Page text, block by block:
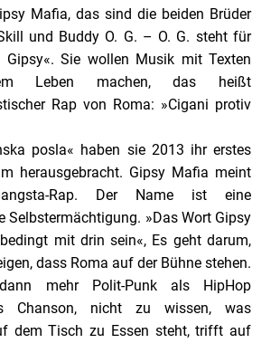
Mafia, das sind die beiden Brüder
und Buddy O. G. – O. G. steht für
Gipsy«. Sie wollen Musik mit Texten
Leben machen, das heißt
Rap von Roma: »Cigani protiv
posla« haben sie 2013 ihr erstes
herausgebracht. Gipsy Mafia meint
Rap. Der Name ist eine
Selbstermächtigung. »Das Wort Gipsy
mit drin sein«, Es geht darum,
dass Roma auf der Bühne stehen.
mehr Polit-Punk als HipHop
Chanson, nicht zu wissen, was
dem Tisch zu Essen steht, trifft auf